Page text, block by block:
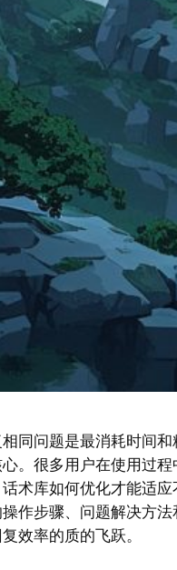
同问题是最消耗时间
。很多用户在使用过
术库如何优化才能适
作步骤、问题解决方
效率的质的飞跃。